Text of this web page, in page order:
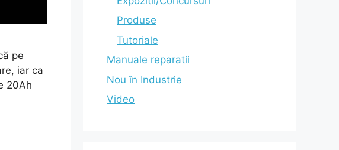
pe
iar ca
20Ah
Produse
Tutoriale
Manuale reparatii
Nou în Industrie
Video